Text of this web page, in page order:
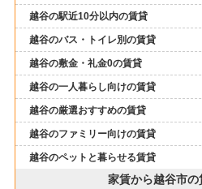
越谷の駅近10分以内の賃貸
越谷のバス・トイレ別の賃貸
越谷の敷金・礼金0の賃貸
越谷の一人暮らし向けの賃貸
越谷の厳選おすすめの賃貸
越谷のファミリー向けの賃貸
越谷のペットと暮らせる賃貸
家賃から越谷市の